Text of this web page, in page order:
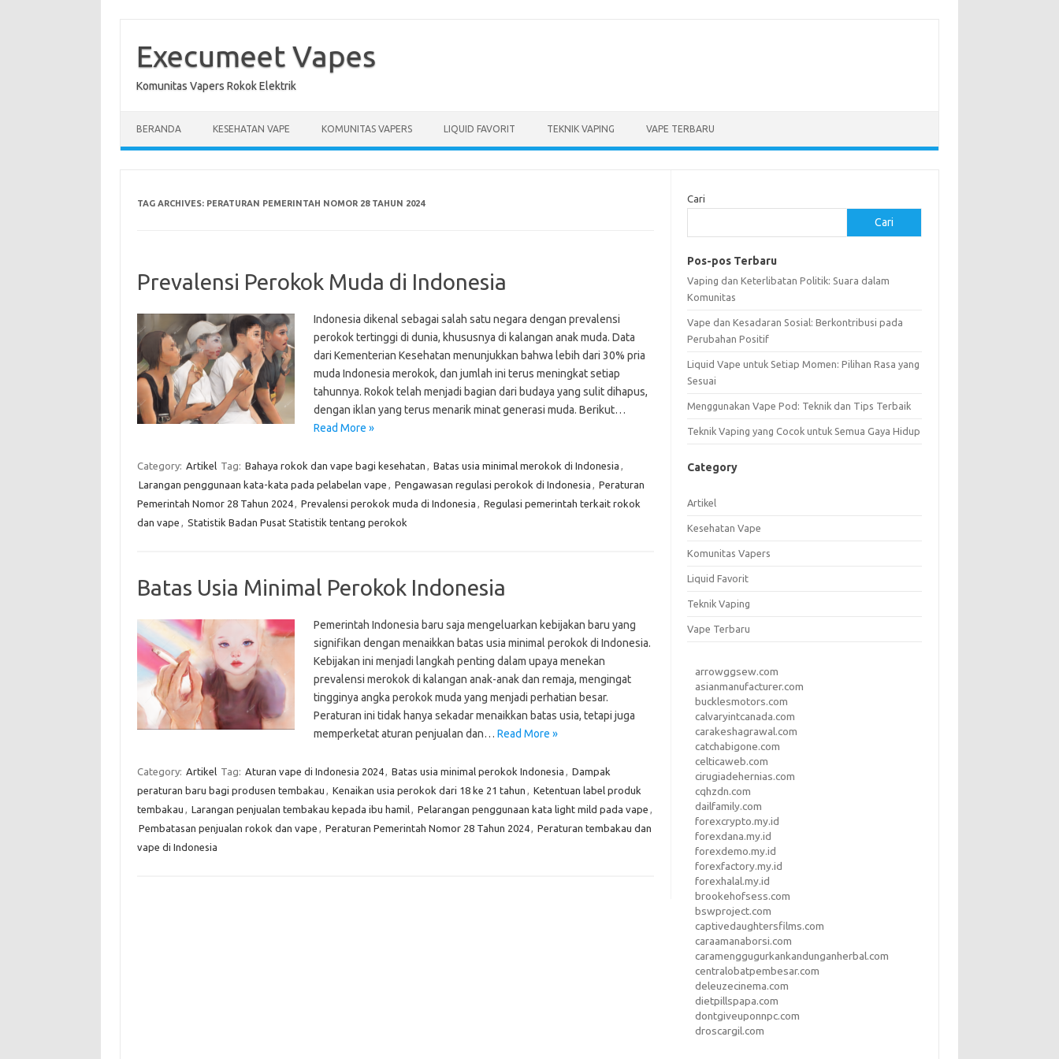
contentExecumeet Vapes
Komunitas Vapers Rokok Elektrik
BERANDA KESEHATAN VAPE KOMUNITAS VAPERS LIQUID FAVORIT TEKNIK VAPING VAPE TERBARU
TAG ARCHIVES: PERATURAN PEMERINTAH NOMOR 28 TAHUN 2024
Prevalensi Perokok Muda di Indonesia
Indonesia dikenal sebagai salah satu negara dengan prevalensi
perokok tertinggi di dunia, khususnya di kalangan anak muda. Data
dari Kementerian Kesehatan menunjukkan bahwa lebih dari 30% pria
muda Indonesia merokok, dan jumlah ini terus meningkat setiap
tahunnya. Rokok telah menjadi bagian dari budaya yang sulit dihapus,
dengan iklan yang terus menarik minat generasi muda. Berikut…
Read More »
Category: Artikel Tag: Bahaya rokok dan vape bagi kesehatan , Batas usia minimal merokok di Indonesia ,
Larangan penggunaan kata-kata pada pelabelan vape , Pengawasan regulasi perokok di Indonesia , Peraturan
Pemerintah Nomor 28 Tahun 2024, Prevalensi perokok muda di Indonesia , Regulasi pemerintah terkait rokok
dan vape , Statistik Badan Pusat Statistik tentang perokok
Batas Usia Minimal Perokok Indonesia
Pemerintah Indonesia baru saja mengeluarkan kebijakan baru yang
signifikan dengan menaikkan batas usia minimal perokok di Indonesia.
Kebijakan ini menjadi langkah penting dalam upaya menekan
prevalensi merokok di kalangan anak-anak dan remaja, mengingat
tingginya angka perokok muda yang menjadi perhatian besar.
Peraturan ini tidak hanya sekadar menaikkan batas usia, tetapi juga
memperketat aturan penjualan dan… Read More »
Category: Artikel Tag: Aturan vape di Indonesia 2024, Batas usia minimal perokok Indonesia , Dampak
peraturan baru bagi produsen tembakau , Kenaikan usia perokok dari 18 ke 21 tahun , Ketentuan label produk
tembakau , Larangan penjualan tembakau kepada ibu hamil, Pelarangan penggunaan kata light mild pada vape ,
Pembatasan penjualan rokok dan vape , Peraturan Pemerintah Nomor 28 Tahun 2024, Peraturan tembakau dan
vape di Indonesia
Cari
Cari
Pos-pos Terbaru
Vaping dan Keterlibatan Politik: Suara dalam
Komunitas
Vape dan Kesadaran Sosial: Berkontribusi pada
Perubahan Positif
Liquid Vape untuk Setiap Momen: Pilihan Rasa yang
Sesuai
Menggunakan Vape Pod: Teknik dan Tips Terbaik
Teknik Vaping yang Cocok untuk Semua Gaya Hidup
Category
Artikel
Kesehatan Vape
Komunitas Vapers
Liquid Favorit
Teknik Vaping
Vape Terbaru
arrowggsew.com
asianmanufacturer.com
bucklesmotors.com
calvaryintcanada.com
carakeshagrawal.com
catchabigone.com
celticaweb.com
cirugiadehernias.com
cqhzdn.com
dailfamily.com
forexcrypto.my.id
forexdana.my.id
forexdemo.my.id
forexfactory.my.id
forexhalal.my.id
brookehofsess.com
bswproject.com
captivedaughtersfilms.com
caraamanaborsi.com
caramenggugurkankandunganherbal.com
centralobatpembesar.com
deleuzecinema.com
dietpillspapa.com
dontgiveuponnpc.com
droscargil.com